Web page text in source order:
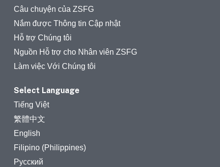
Câu chuyện của ZSFG
Nắm được Thông tin Cập nhật
Hỗ trợ Chúng tôi
Nguồn Hỗ trợ cho Nhân viên ZSFG
Làm việc Với Chúng tôi
Select Language
Tiếng Việt
繁體中文
English
Filipino (Philippines)
Русский